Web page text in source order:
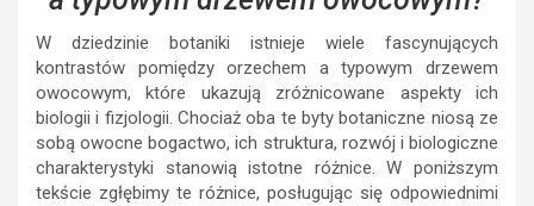
W dziedzinie botaniki istnieje wiele fascynujących
kontrastów pomiędzy orzechem a typowym drzewem
owocowym, które ukazują zróżnicowane aspekty ich
biologii i fizjologii. Chociaż oba te byty botaniczne niosą ze
sobą owocne bogactwo, ich struktura, rozwój i biologiczne
charakterystyki stanowią istotne różnice. W poniższym
tekście zgłębimy te różnice, posługując się odpowiednimi
terminami technicznymi.